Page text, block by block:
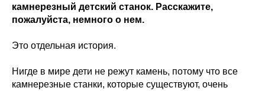
камнерезный детский станок. Расскажите,
пожалуйста, немного о нем.
Это отдельная история.
Нигде в мире дети не режут камень, потому что все
камнерезные станки, которые существуют, очень